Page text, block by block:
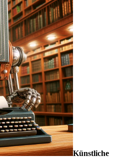
Künstliche